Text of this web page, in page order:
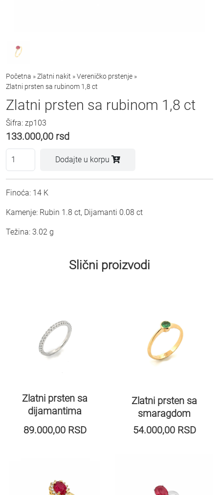
Početna »Zlatni nakit »Vereničko prstenje »
Zlatni prsten sa rubinom 1,8 ct
Zlatni prsten sa rubinom 1,8 ct
Šifra: zp103
133.000,00 rsd
Dodajte u korpu
Finoća: 14 K
Kamenje: Rubin 1.8 ct, Dijamanti 0.08 ct
Težina: 3.02 g
Slični proizvodi
Zlatni prsten sa
dijamantima
89.000,00 RSD
Zlatni prsten sa
smaragdom
54.000,00 RSD